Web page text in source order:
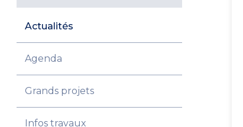
Actualités
Agenda
Grands projets
Infos travaux